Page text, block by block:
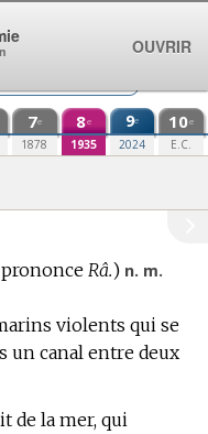
7e
1878
8e
1935
9e
2024
10e
E.C.
Râ.) n. m.
violents qui se
un canal entre deux
de la mer, qui
OUVRIR